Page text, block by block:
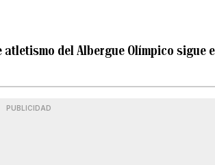
del Albergue Olímpico sigue
PUBLICIDAD